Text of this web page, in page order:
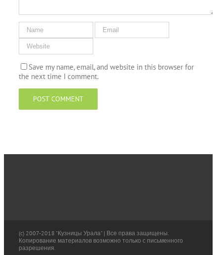
Save my name, email, and website in this browser for
the next time I comment.
(c) 2007-2018 "Кузницы Урала" | Все права защищены.
Копирование материалов возможно только с письменного
разрешения.